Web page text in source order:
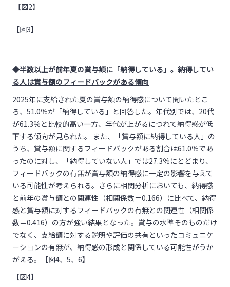
【図2】
【図3】
◆半数以上が前年夏の賞与額に「納得している」。納得してい
る人は賞与額のフィードバックがある傾向
2025年に支給された夏の賞与額の納得感について聞いたとこ
ろ、51.0％が「納得している」と回答した。年代別では、20代
が61.3％と比較的高い一方、年代が上がるにつれて納得感が低
下する傾向が見られた。 また、「賞与額に納得している人」の
うち、賞与額に関するフィードバックがある割合は61.0％であ
ったのに対し、「納得していない人」では27.3％にとどまり、
フィードバックの有無が賞与額の納得感に一定の影響を与えて
いる可能性が考えられる。さらに相関分析においても、納得感
と前年の賞与額との関連性（相関係数＝0.166）に比べて、納得
感と賞与額に対するフィードバックの有無との関連性（相関係
数＝0.416）の方が強い結果となった。賞与の水準そのものだけ
でなく、支給額に対する説明や評価の共有といったコミュニケ
ーションの有無が、納得感の形成と関係している可能性がうか
がえる。【図4、5、6】
【図4】